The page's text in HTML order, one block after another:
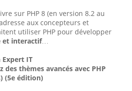
sur PHP 8 (en version 8.2 au
aux concepteurs et
utiliser PHP pour développer
et interactif…
IT
des thèmes avancés avec PHP
(5e édition)